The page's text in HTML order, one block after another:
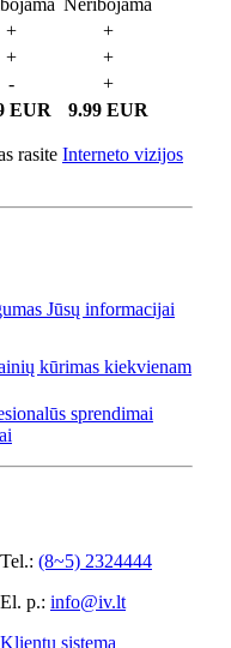
+
+
+
+
-
+
EUR 9.99 EUR
rasite Interneto vizijos
Tel.: (8~5) 2324444
El. p.: info@iv.lt
Klientų sistema